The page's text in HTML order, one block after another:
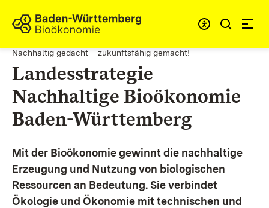
Zum Inhalt springen
Link zur Startseite
Nachhaltig gedacht – zukunftsfähig gemacht!
Landesstrategie
Nachhaltige Bioökonomie
Baden-Württemberg
Mit der Bioökonomie gewinnt die nachhaltige
Erzeugung und Nutzung von biologischen
Ressourcen an Bedeutung. Sie verbindet
Ökologie und Ökonomie mit technischen und